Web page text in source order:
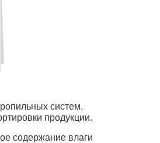
систем,
продукции.
содержание влаги